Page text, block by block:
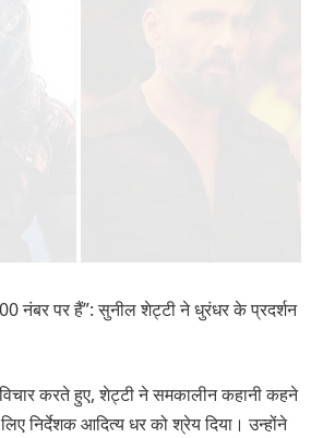
नंबर पर हैं”: सुनील शेट्टी ने धुरंधर के प्रदर्शन
करते हुए, शेट्टी ने समकालीन कहानी कहने
निर्देशक आदित्य धर को श्रेय दिया। उन्होंने